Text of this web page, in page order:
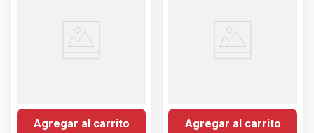
Agregar al carrito Agregar al carrito